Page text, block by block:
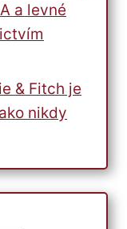
a levné
& Fitch je
nikdy